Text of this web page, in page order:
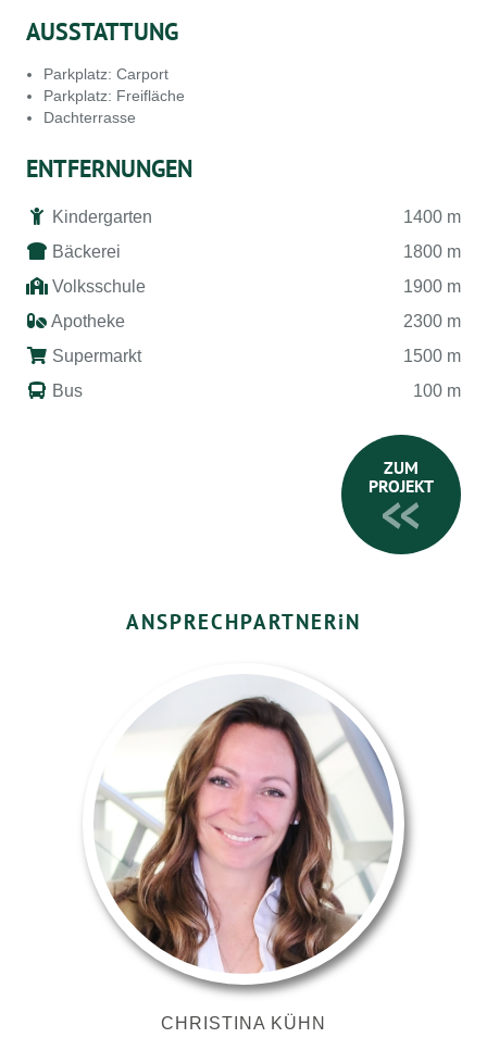
AUSSTATTUNG
Parkplatz: Carport
Parkplatz: Freifläche
Dachterrasse
ENTFERNUNGEN
Kindergarten
1400 m
Bäckerei
1800 m
Volksschule
1900 m
Apotheke
2300 m
Supermarkt
1500 m
Bus
100 m
ZUM
PROJEKT
ANSPRECHPARTNERiN
CHRISTINA KÜHN